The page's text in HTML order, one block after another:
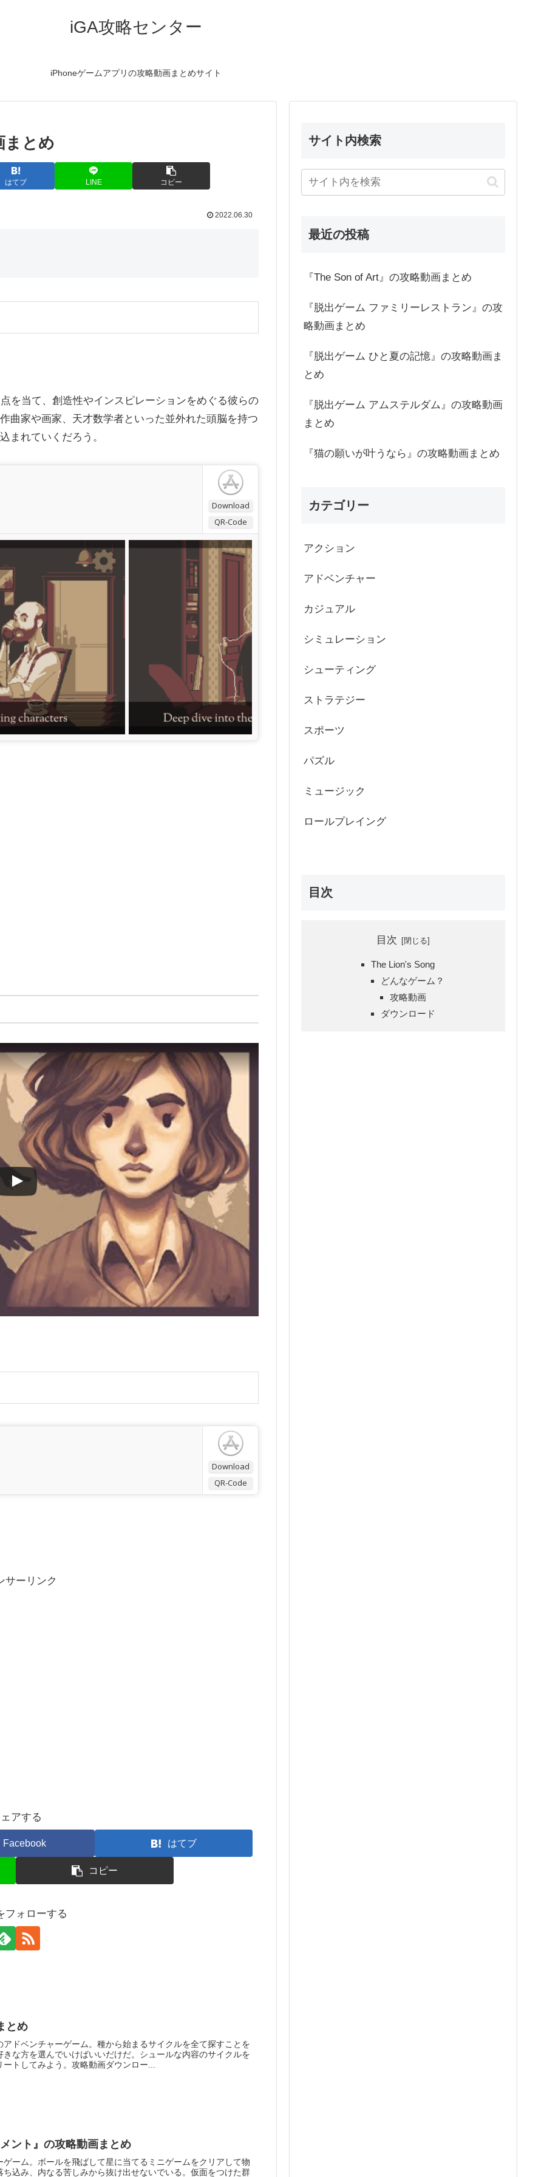
iGA攻略センター
iPhoneゲームアプリの攻略動画まとめサイト
まとめ
はてブ LINE コピー
2022.06.30
を当て、創造性やインスピレーションをめぐる彼らの
曲家や画家、天才数学者といった並外れた頭脳を持つ
まれていくだろう。
Download
QR-Code
Download
QR-Code
サーリンク
アする
Facebook はてブ
コピー
フォローする
とめ
ドベンチャーゲーム。種から始まるサイクルを全て探すことを
な方を選んでいけばいいだけだ。シュールな内容のサイクルを
トしてみよう。攻略動画ダウンロー...
ント』の攻略動画まとめ
ーム。ボールを飛ばして星に当てるミニゲームをクリアして物
込み、内なる苦しみから抜け出せないでいる。仮面をつけた群
サイト内検索
最近の投稿
『The Son of Art』の攻略動画まとめ
『脱出ゲーム ファミリーレストラン』の攻
略動画まとめ
『脱出ゲーム ひと夏の記憶』の攻略動画ま
とめ
『脱出ゲーム アムステルダム』の攻略動画
まとめ
『猫の願いが叶うなら』の攻略動画まとめ
カテゴリー
アクション
アドベンチャー
カジュアル
シミュレーション
シューティング
ストラテジー
スポーツ
パズル
ミュージック
ロールプレイング
目次
目次
The Lion's Song
どんなゲーム？
攻略動画
ダウンロード